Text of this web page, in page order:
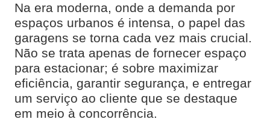
Na era moderna, onde a demanda por
espaços urbanos é intensa, o papel das
garagens se torna cada vez mais crucial.
Não se trata apenas de fornecer espaço
para estacionar; é sobre maximizar
eficiência, garantir segurança, e entregar
um serviço ao cliente que se destaque
em meio à concorrência.